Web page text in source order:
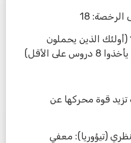
18
الحد الأدنى لعدد الدروس: 15 (أولئك الذين يحملون
تزيد قوة محركها عن
(تيؤوريا): معفي